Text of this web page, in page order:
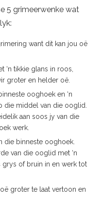
5 grimeerwenke wat
want dit kan jou oë
‘n tikkie glans in roos,
groter en helder oë.
ooghoek en ‘n
die middel van die ooglid.
aan soos jy van die
werk.
die binneste ooghoek.
van die ooglid met ‘n
of bruin in en werk tot
groter te laat vertoon en